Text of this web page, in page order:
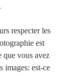
respecter les
est
que vous avez
images: est-ce